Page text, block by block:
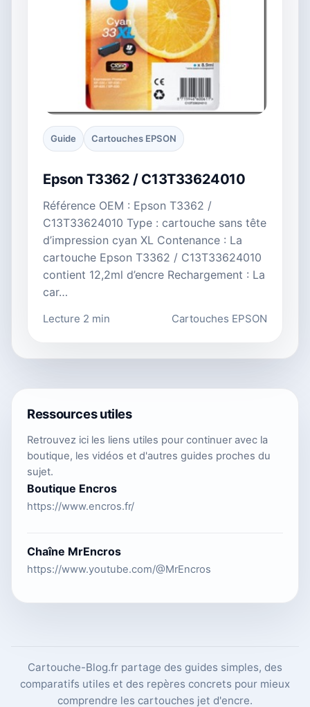
Guide Cartouches EPSON
Epson T3362 / C13T33624010
Référence OEM : Epson T3362 /
C13T33624010 Type : cartouche sans tête
d’impression cyan XL Contenance : La
cartouche Epson T3362 / C13T33624010
contient 12,2ml d’encre Rechargement : La
car…
Lecture 2 min Cartouches EPSON
Ressources utiles
Retrouvez ici les liens utiles pour continuer avec la
boutique, les vidéos et d'autres guides proches du
sujet.
Boutique Encros
https://www.encros.fr/
Chaîne MrEncros
https://www.youtube.com/@MrEncros
Cartouche-Blog.fr partage des guides simples, des
comparatifs utiles et des repères concrets pour mieux
comprendre les cartouches jet d'encre.